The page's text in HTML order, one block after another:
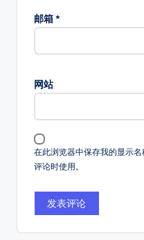
邮箱*
网站
在此浏览器中保存我的显示
评论时使用。